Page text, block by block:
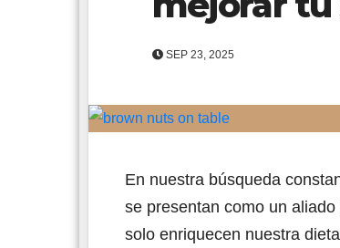
SEP 23, 2025
En nuestra búsqueda
se presentan como un
solo enriquecen nuestra